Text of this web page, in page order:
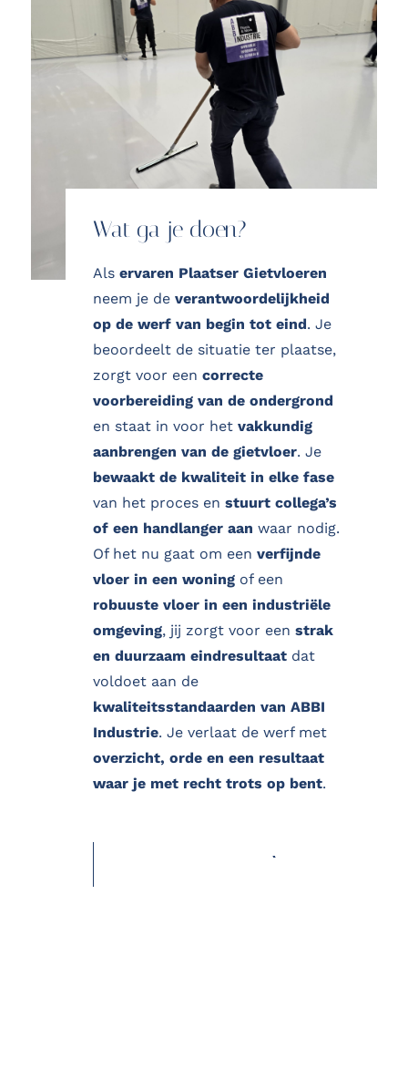
Wat ga je doen?
Als ervaren Plaatser Gietvloeren
neem je de verantwoordelijkheid
op de werf van begin tot eind. Je
beoordeelt de situatie ter plaatse,
zorgt voor een correcte
voorbereiding van de ondergrond
en staat in voor het vakkundig
aanbrengen van de gietvloer. Je
bewaakt de kwaliteit in elke fase
van het proces en stuurt collega’s
of een handlanger aan waar nodig.
Of het nu gaat om een verfijnde
vloer in een woningof een
robuuste vloer in een industriële
omgeving, jij zorgt voor een strak
en duurzaam eindresultaatdat
voldoet aan de
kwaliteitsstandaarden van ABBI
Industrie. Je verlaat de werf met
overzicht, orde en een resultaat
waar je met recht trots op bent.